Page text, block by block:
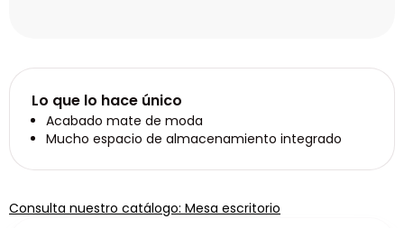
Lo que lo hace único
Acabado mate de moda
Mucho espacio de almacenamiento integrado
Consulta nuestro catálogo: Mesa escritorio